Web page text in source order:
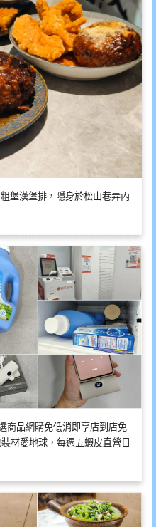
堡漢堡排，隱身於松山巷弄內
商品網購免低消即享店到店免
材愛地球，每週五蝦皮直營日